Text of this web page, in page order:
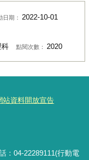
日期： 2022-10-01
科 點閱次數： 2020
站資料開放宣告
：04-22289111(行動電